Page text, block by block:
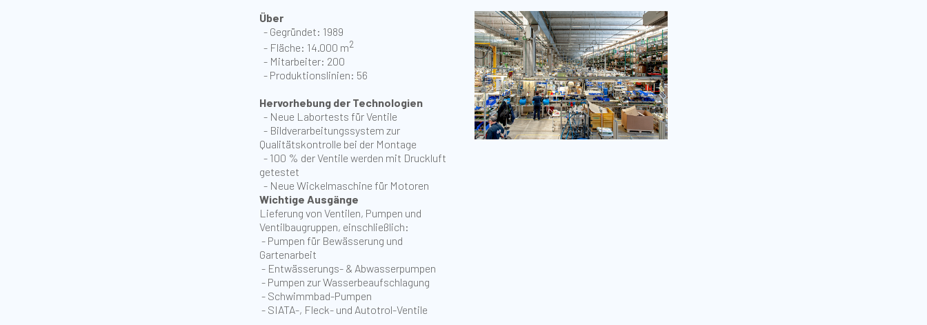
Über
- Gegründet: 1989
- Fläche: 14.000 m2
- Mitarbeiter: 200
- Produktionslinien: 56
Hervorhebung der Technologien
- Neue Labortests für Ventile
- Bildverarbeitungssystem zur
Qualitätskontrolle bei der Montage
- 100 % der Ventile werden mit Druckluft
getestet
- Neue Wickelmaschine für Motoren
Wichtige Ausgänge
Lieferung von Ventilen, Pumpen und
Ventilbaugruppen, einschließlich:
- Pumpen für Bewässerung und
Gartenarbeit
- Entwässerungs- & Abwasserpumpen
- Pumpen zur Wasserbeaufschlagung
- Schwimmbad-Pumpen
- SIATA-, Fleck- und Autotrol-Ventile